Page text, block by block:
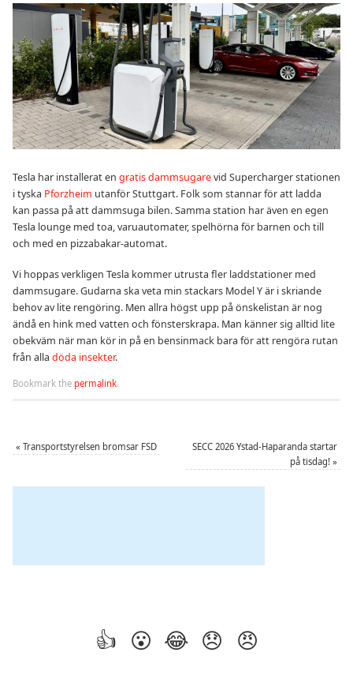
Tesla har installerat en gratis dammsugarevid Supercharger stationen
i tyska Pforzheim utanför Stuttgart. Folk som stannar för att ladda
kan passa på att dammsuga bilen. Samma station har även en egen
Tesla lounge med toa, varuautomater, spelhörna för barnen och till
och med en pizzabakar-automat.
Vi hoppas verkligen Tesla kommer utrusta fler laddstationer med
dammsugare. Gudarna ska veta min stackars Model Y är i skriande
behov av lite rengöring. Men allra högst upp på önskelistan är nog
ändå en hink med vatten och fönsterskrapa. Man känner sig alltid lite
obekväm när man kör in på en bensinmack bara för att rengöra rutan
från alla döda insekter.
Bookmark the permalink.
« Transportstyrelsen bromsar FSD
SECC 2026 Ystad-Haparanda startar
på tisdag! »